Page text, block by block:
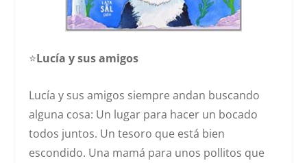
⭐️Lucía y sus amigos
Lucía y sus amigos siempre andan buscando
alguna cosa: Un lugar para hacer un bocado
todos juntos. Un tesoro que está bien
escondido. Una mamá para unos pollitos que